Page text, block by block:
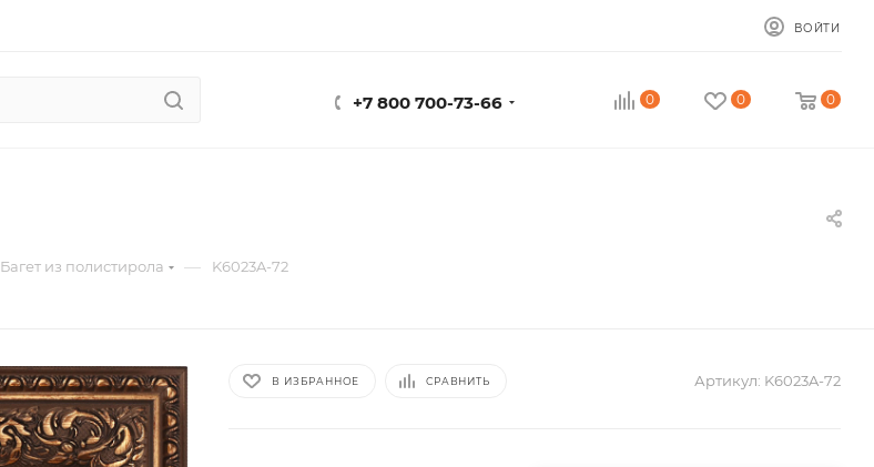
ВОЙТИ
+7 800 700-73-66 0 0 0
Багет из полистирола — K6023A-72
В ИЗБРАННОЕ СРАВНИТЬ Артикул: K6023A-72